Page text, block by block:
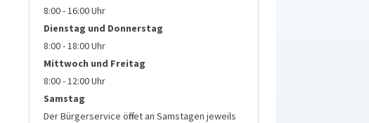
8:00 - 16:00 Uhr
Dienstag und Donnerstag
8:00 - 18:00 Uhr
Mittwoch und Freitag
8:00 - 12:00 Uhr
Samstag
Der Bürgerservice öffnet an Samstagen jeweils